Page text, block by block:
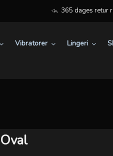
365 dages retur
Vibratorer Lingeri